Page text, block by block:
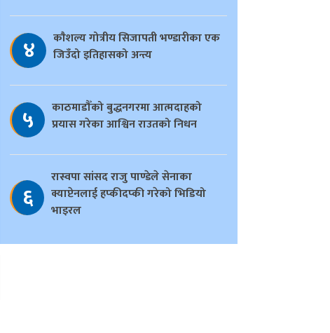
४
काैशल्य गोत्रीय सिजापती भण्डारीका एक
जिउँदो इतिहासको अन्त्य
५
काठमाडौँको बुद्धनगरमा आत्मदाहको
प्रयास गरेका आश्विन राउतको निधन
६
रास्वपा सांसद राजु पाण्डेले सेनाका
क्याप्टेनलाई हप्कीदप्की गरेको भिडियो
भाइरल